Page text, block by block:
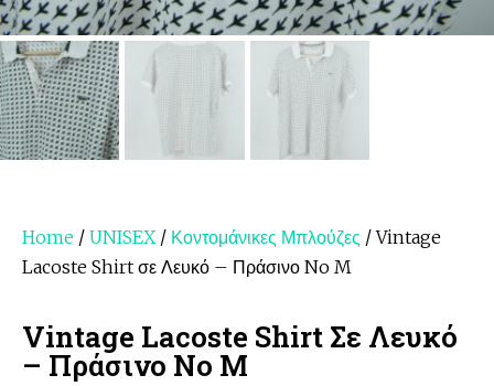
Home / UNISEX/ Κοντομάνικες Μπλούζες / Vintage
Lacoste Shirt σε Λευκό – Πράσινο No M
Vintage Lacoste Shirt Σε Λευκό
– Πράσινο No M